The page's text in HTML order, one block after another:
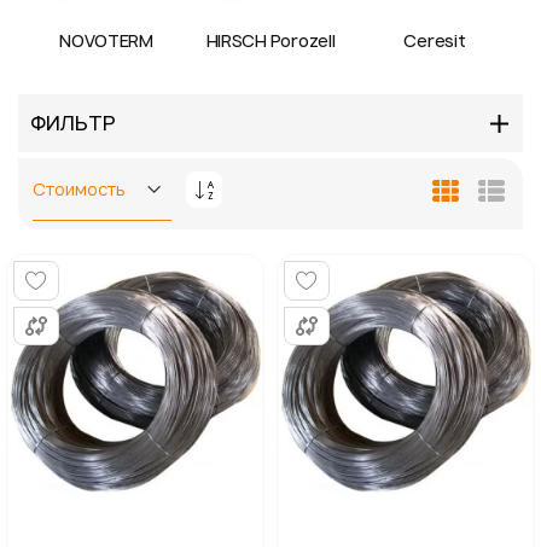
NOVOTERM HIRSCH Porozell Ceresit
ФИЛЬТР
Задать
убыванию